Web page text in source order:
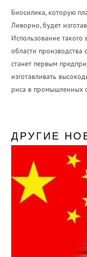
Биосилика, которую
Ливорно, будет
Использование такого
области
станет первым
изготавливать
риса в промышленных
ДРУГИЕ